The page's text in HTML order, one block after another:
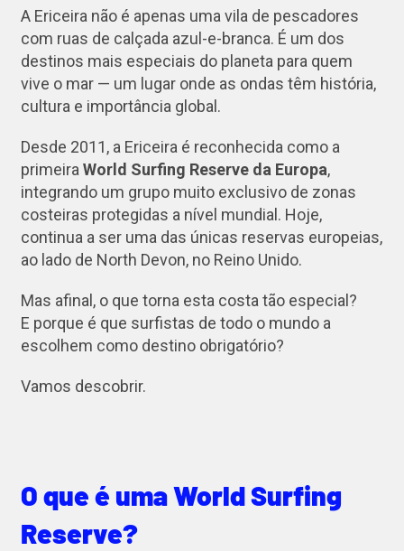
A Ericeira não é apenas uma vila de pescadores
com ruas de calçada azul-e-branca. É um dos
destinos mais especiais do planeta para quem
vive o mar — um lugar onde as ondas têm história,
cultura e importância global.
Desde 2011, a Ericeira é reconhecida como a
primeira World Surfing Reserve da Europa,
integrando um grupo muito exclusivo de zonas
costeiras protegidas a nível mundial. Hoje,
continua a ser uma das únicas reservas europeias,
ao lado de North Devon, no Reino Unido.
Mas afinal, o que torna esta costa tão especial?
E porque é que surfistas de todo o mundo a
escolhem como destino obrigatório?
Vamos descobrir.
O que é uma World Surfing
Reserve?